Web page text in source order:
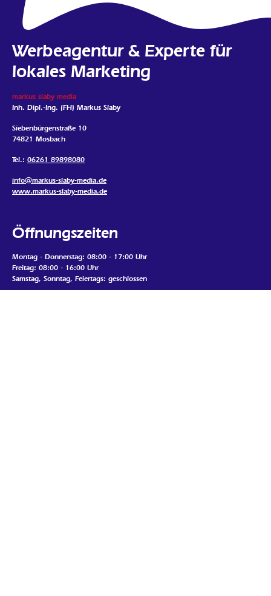
Werbeagentur & Experte für
lokales Marketing
markus slaby media
Inh. Dipl.-Ing. (FH) Markus Slaby
Siebenbürgenstraße 10
74821 Mosbach
Tel.: 06261 89898080
info@markus-slaby-media.de
www.markus-slaby-media.de
Öffnungszeiten
Montag - Donnerstag: 08:00 - 17:00 Uhr
Freitag: 08:00 - 16:00 Uhr
Samstag, Sonntag, Feiertags: geschlossen